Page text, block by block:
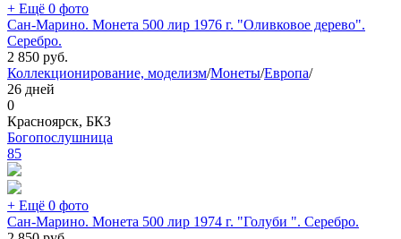
+ Ещё 0 фото
Сан-Марино. Монета 500 лир 1976 г. "Оливковое дерево".
Серебро.
2 850 руб.
Коллекционирование, моделизм/Монеты/Европа/
26 дней
0
Красноярск, БКЗ
Богопослушница
85
+ Ещё 0 фото
Сан-Марино. Монета 500 лир 1974 г. "Голуби ". Серебро.